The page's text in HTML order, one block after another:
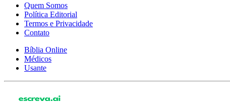
Quem Somos
Política Editorial
Termos e Privacidade
Contato
Bíblia Online
Médicos
Usante